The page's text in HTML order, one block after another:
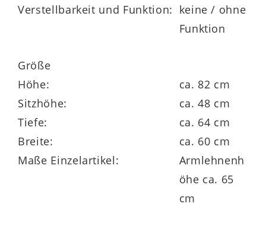
mitdrei Gestellen zur Wahl. Alternativ
gibt es sie auch ohne Dreh- und
die Esszimmerstühle mit Filzgleitern für
das Metallstativ erhältlich.
Verstellbarkeit und Funktion: keine / ohne
Funktion
Größe
Höhe:
ca. 82 cm
Sitzhöhe:
ca. 48 cm
Tiefe:
ca. 64 cm
Breite:
ca. 60 cm
Maße Einzelartikel:
Armlehnenh
öhe ca. 65
cm